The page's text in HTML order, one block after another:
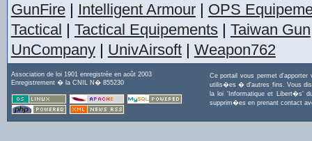
GunFire| Intelligent Armour| OPS
Tactical | Tactical Equipements| Taiwan Gun
UnCompany| UnivAirsoft| Weapon762
Association de loi 1901 enregistrée en août 2003
Enregistrement � la CNIL N� 855230
Ce portail vous permet
utilis�es � d'autres fins. Vous
la loi 'Informatique et Libert�s'
supprim�es en prenant contact